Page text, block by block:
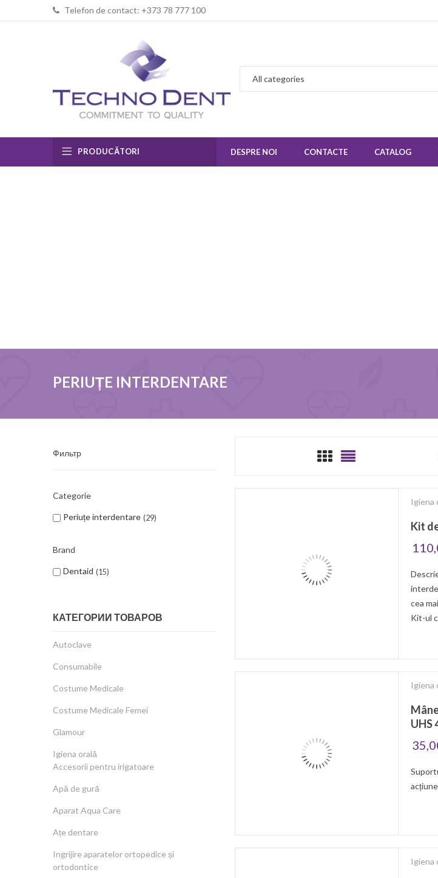
Telefon de contact: +373 78 777 100
PRODUCĂTORI DESPRE NOI CONTACTE CATALOG
PERIUȚE INTERDENTARE
Фильтр
Categorie
Periuțe interdentare 29
Brand
Dentaid 15
КАТЕГОРИИ ТОВАРОВ
Autoclave
Consumabile
Costume Medicale
Costume Medicale Femei
Glamour
Igiena orală
Accesorii pentru irigatoare
Apă de gură
Aparat Aqua Care
Ațe dentare
Ingrijire aparatelor ortopedice și
ortodontice
Igiena
Kit
cea
Kit-ul
Igiena
UHS
Igiena